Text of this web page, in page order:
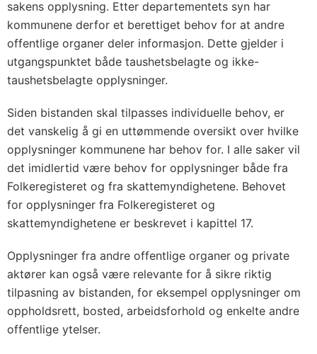
sakens opplysning. Etter departementets syn har
kommunene derfor et berettiget behov for at andre
offentlige organer deler informasjon. Dette gjelder i
utgangspunktet både taushetsbelagte og ikke-
taushetsbelagte opplysninger.
Siden bistanden skal tilpasses individuelle behov, er
det vanskelig å gi en uttømmende oversikt over hvilke
opplysninger kommunene har behov for. I alle saker vil
det imidlertid være behov for opplysninger både fra
Folkeregisteret og fra skattemyndighetene. Behovet
for opplysninger fra Folkeregisteret og
skattemyndighetene er beskrevet i kapittel 17.
Opplysninger fra andre offentlige organer og private
aktører kan også være relevante for å sikre riktig
tilpasning av bistanden, for eksempel opplysninger om
oppholdsrett, bosted, arbeidsforhold og enkelte andre
offentlige ytelser.